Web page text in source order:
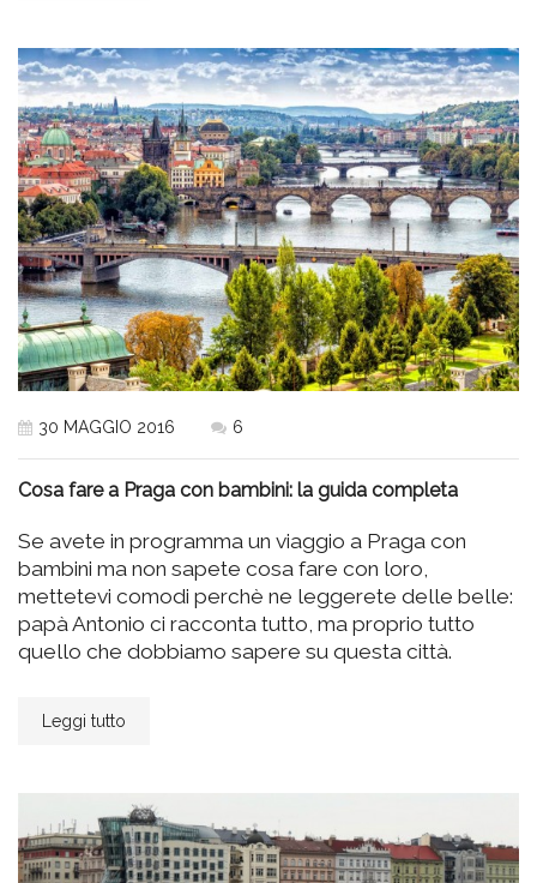
30 MAGGIO 2016 6
Cosa fare a Praga con bambini: la guida completa
Se avete in programma un viaggio a Praga con
bambini ma non sapete cosa fare con loro,
mettetevi comodi perchè ne leggerete delle belle:
papà Antonio ci racconta tutto, ma proprio tutto
quello che dobbiamo sapere su questa città.
Leggi tutto